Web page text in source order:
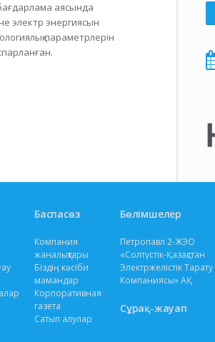
аясында
электр энергиясын
параметрлерін
Баспасөз
Компания
жаналықтары
Біздің кәсіби
мамандар
Корпоративная
газета
Сатып алулар
Бөлімшелер
Петропавл 2-ЖЭО
«Солтүстік-Қазақстан
Электржелістік Тарату
Компаниясы» АҚ
Сұрақ-жауап